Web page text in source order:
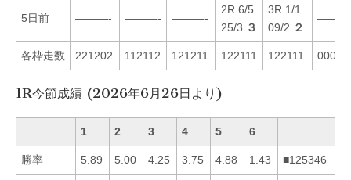
5日前 ———- ———- ———-
2R 6/5
25/3 ３
3R 1/1
09/2 ２
各枠走数 221202 112112 121211 122111 122111
1R今節成績 (2026年6月26日より)
1 2 3 4 5 6
勝率 5.89 5.00 4.25 3.75 4.88 1.43 ■125346